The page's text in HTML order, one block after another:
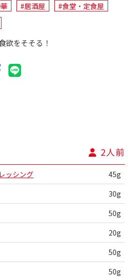
#居酒屋
#食堂・定食屋
欲をそそる！
2人前
ッシング
45g
30g
50g
20g
50g
50g